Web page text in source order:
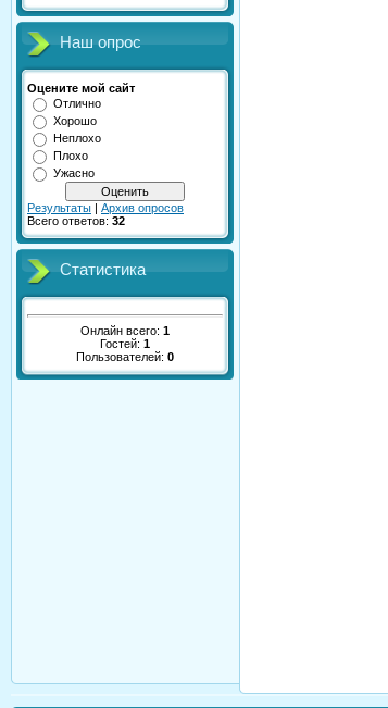
Наш опрос
Оцените мой сайт
Отлично
Хорошо
Неплохо
Плохо
Ужасно
Результаты | Архив опросов
Всего ответов: 32
Статистика
Онлайн всего: 1
Гостей: 1
Пользователей: 0